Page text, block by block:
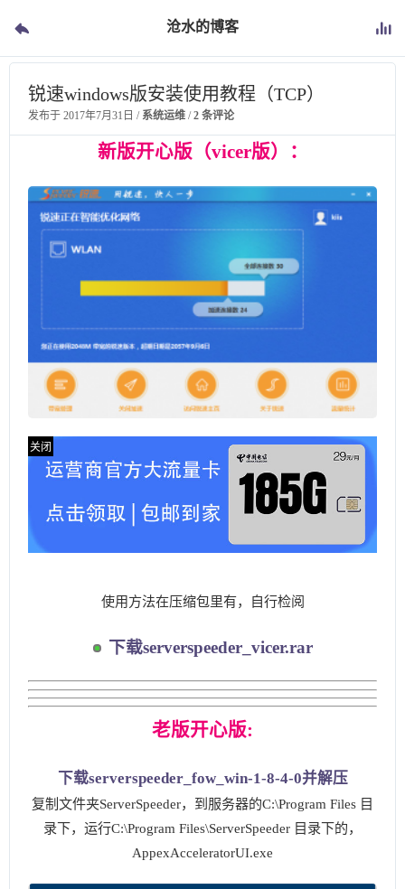
沧水的博客
锐速windows版安装使用教程（TCP）
发布于 2017年7月31日 / 系统运维 /2 条评论
新版开心版（vicer版）：
使用方法在压缩包里有，自行检阅
下载serverspeeder_vicer.rar
老版开心版:
下载serverspeeder_fow_win-1-8-4-0并解压
复制文件夹ServerSpeeder，到服务器的C:\Program Files 目
录下，运行C:\Program Files\ServerSpeeder 目录下的，
AppexAcceleratorUI.exe